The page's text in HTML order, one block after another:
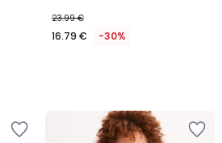
23.99 €
16.79 € -30%